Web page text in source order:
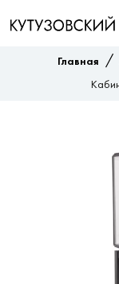
Главная /